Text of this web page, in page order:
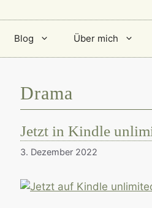
Blog Über mich
Drama
Jetzt in Kindle
3. Dezember 2022